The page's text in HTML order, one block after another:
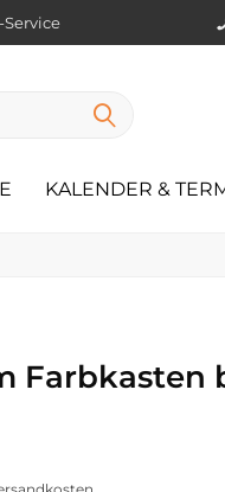
KALENDER &
Farbkasten